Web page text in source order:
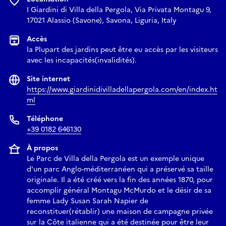
relation entre l’homme, paysage et transformation du
territoire. Ce n’est pas un hasard si, précisément en
observant les paysages côtiers de la Ligurie, Italo Calvino
dénonçait dans « La spéculation immobilière » le risque d’un
développement capable d’effacer l’identité, la mémoire et la
2006 représente l’un des moments les plus significatifs dans
l’histoire de Villa della Pergola. Après des années d’abandon
et de négligence, les jardins et les villas ont été sauvés d’une
éventuelle spéculation immobilière grâce à un choix
courageux et à une vision éclairée. Ce sont le regard et la
sensibilité de Silvia et Antonio Ricci, ainsi que la vision
paysagère de Paolo Pejrone et la contribution d’Ettore
Mocchetti pour la restauration des villas, qui ont imaginé la
renaissance de ce lieu extraordinaire.
Un geste d’amour et de responsabilité envers la mémoire et
l’identité du territoire, qui a rendu aux jardins de la Villa
della Pergola une splendeur aujourd’hui sans égal. Depuis le
I Giardini di Villa della Pergola, Via Privata Montagu 9,
17021 Alassio (Savone), Savona, Liguria, Italy
Accès
la Plupart des jardins peut être eu accès par les visiteurs
avec les incapacités(invalidités).
Site internet
https://www.giardinidivilladellapergola.com/en/index.ht
ml
Téléphone
+39 0182 646130
À propos
Le Parc de Villa della Pergola est un exemple unique
d'un parc Anglo-méditerranéen qui a préservé sa taille
originale. Il a été créé vers la fin des années 1870, pour
accomplir général Montagu McMurdo et le désir de sa
femme Lady Susan Sarah Napier de
reconstituer(rétablir) une maison de campagne privée
sur la Côte italienne qui a été destinée pour être leur